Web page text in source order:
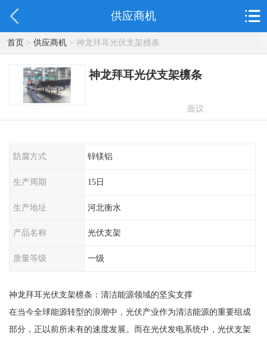
供应商机
首页> 供应商机> 神龙拜耳光伏支架檩条
神龙拜耳光伏支架檩条
面议
防腐方式 锌镁铝
生产周期 15日
生产地址 河北衡水
产品名称 光伏支架
质量等级 一级
神龙拜耳光伏支架檩条：清洁能源领域的坚实支撑
在当今全球能源转型的浪潮中，光伏产业作为清洁能源的重要组成
部分，正以前所未有的速度发展。而在光伏发电系统中，光伏支架